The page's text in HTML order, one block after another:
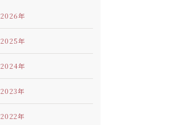
2026
2025
2024
2023
2022